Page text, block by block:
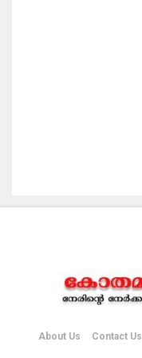
About Us Contact Us